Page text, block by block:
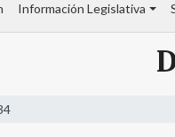
Información Legislativa